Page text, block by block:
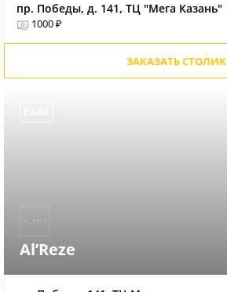
пр. Победы, д. 141, ТЦ "Мега Казань"
1000 ₽
ЗАКАЗАТЬ СТОЛИК
Al’Reze